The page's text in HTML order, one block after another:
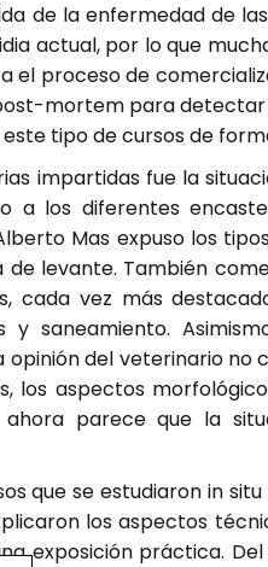
de la enfermedad de
actual, por lo que
el proceso de
mortem para
tipo de cursos de
impartidas fue la
a los diferentes
Mas expuso los
de levante. También
cada vez más
y saneamiento.
opinión del veterinario no
los aspectos
parece que la
que se estudiaron in
los aspectos
exposición práctica.